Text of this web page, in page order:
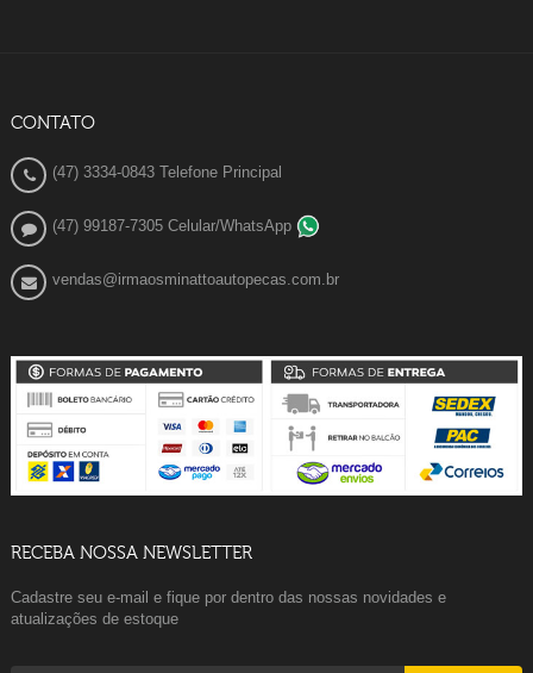
CONTATO
(47) 3334-0843 Telefone Principal
(47) 99187-7305 Celular/WhatsApp
vendas@irmaosminattoautopecas.com.br
RECEBA NOSSA NEWSLETTER
Cadastre seu e-mail e fique por dentro das nossas novidades e
atualizações de estoque